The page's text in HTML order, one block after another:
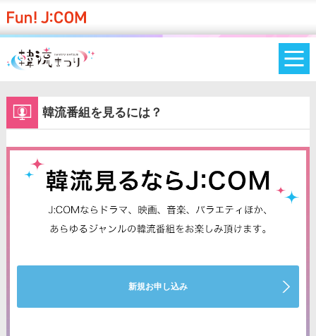
韓流番組を見るには？
新規お申し込み